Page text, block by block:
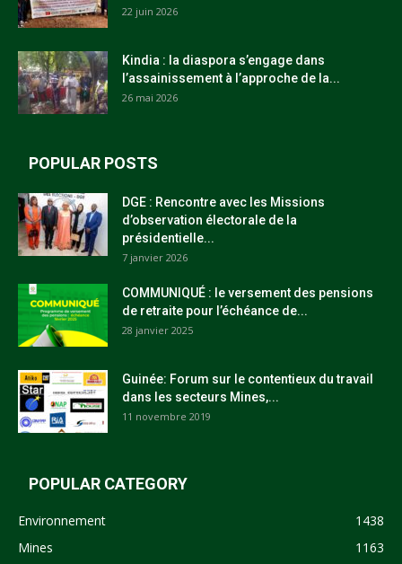
22 juin 2026
Kindia : la diaspora s’engage dans
l’assainissement à l’approche de la...
26 mai 2026
POPULAR POSTS
DGE : Rencontre avec les Missions
d’observation électorale de la
présidentielle...
7 janvier 2026
COMMUNIQUÉ : le versement des pensions
de retraite pour l’échéance de...
28 janvier 2025
Guinée: Forum sur le contentieux du travail
dans les secteurs Mines,...
11 novembre 2019
POPULAR CATEGORY
Environnement
1438
Mines
1163